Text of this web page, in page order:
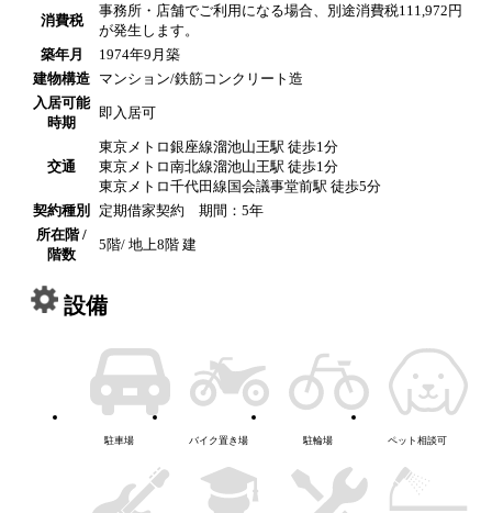
消費税
事務所・店舗でご利用になる場合、別途消費税111,972円
が発生します。
築年月
1974年9月築
建物構造 マンション/鉄筋コンクリート造
入居可能
時期
即入居可
交通
東京メトロ銀座線溜池山王駅 徒歩1分
東京メトロ南北線溜池山王駅 徒歩1分
東京メトロ千代田線国会議事堂前駅 徒歩5分
契約種別
定期借家契約 期間：5年
所在階 /
階数
5階/ 地上8階 建
設備
駐車場 バイク置き場 駐輪場 ペット相談可